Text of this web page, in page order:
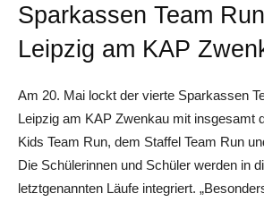
Sparkassen Team
Leipzig am KAP
Am 20. Mai lockt der vierte Sparkassen
Leipzig am KAP Zwenkau mit insgesamt
Kids Team Run, dem Staffel Team Run
Die Schülerinnen und Schüler werden in
letztgenannten Läufe integriert.